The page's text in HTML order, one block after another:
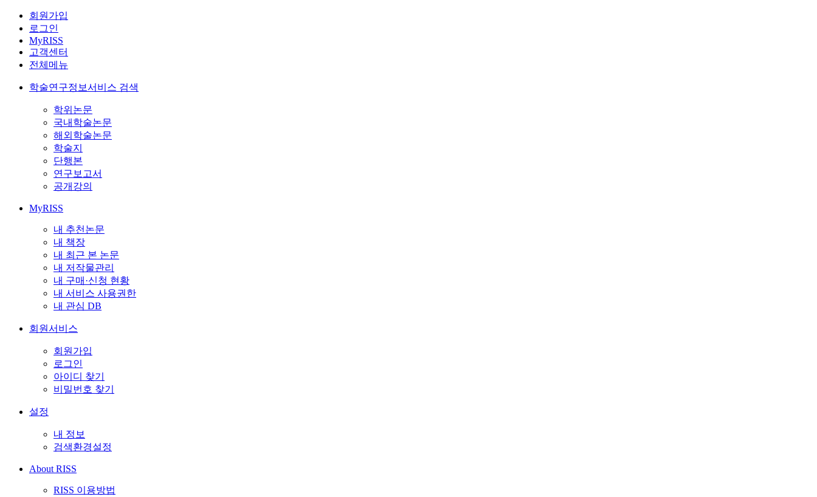
회원가입
로그인
MyRISS
고객센터
전체메뉴
학술연구정보서비스 검색
학위논문
국내학술논문
해외학술논문
학술지
단행본
연구보고서
공개강의
MyRISS
내 추천논문
내 책장
내 최근 본 논문
내 저작물관리
내 구매·신청 현황
내 서비스 사용권한
내 관심 DB
회원서비스
회원가입
로그인
아이디 찾기
비밀번호 찾기
설정
내 정보
검색환경설정
About RISS
RISS 이용방법